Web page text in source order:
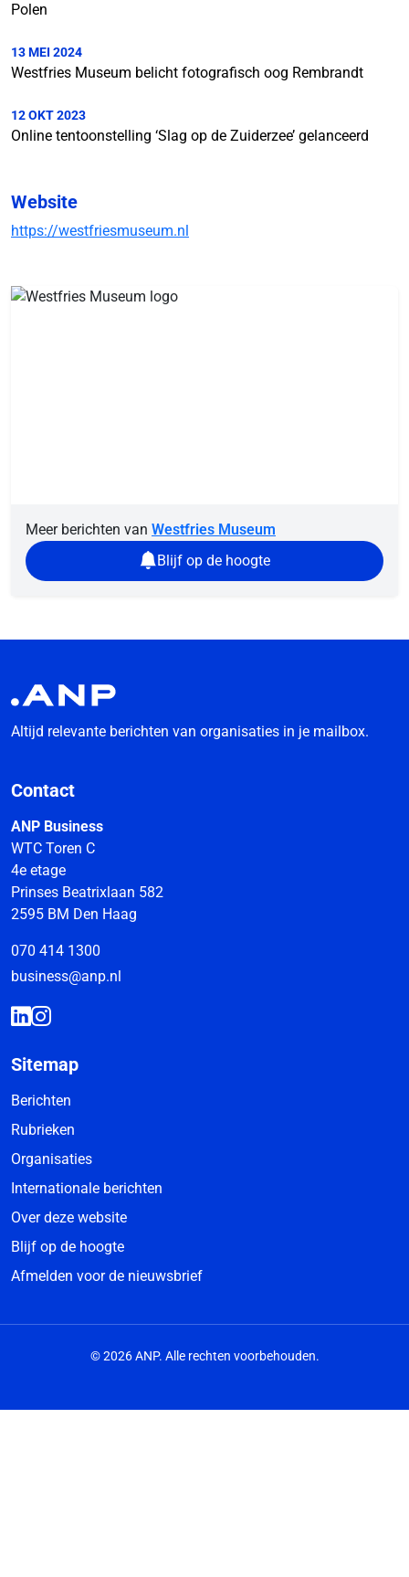
Polen
13 MEI 2024
Westfries Museum belicht fotografisch oog Rembrandt
12 OKT 2023
Online tentoonstelling ‘Slag op de Zuiderzee’ gelanceerd
Website
https://westfriesmuseum.nl
Meer berichten van Westfries Museum
Blijf op de hoogte
Altijd relevante berichten van organisaties in je mailbox.
Contact
ANP Business
WTC Toren C
4e etage
Prinses Beatrixlaan 582
2595 BM Den Haag
070 414 1300
business@anp.nl
Sitemap
Berichten
Rubrieken
Organisaties
Internationale berichten
Over deze website
Blijf op de hoogte
Afmelden voor de nieuwsbrief
© 2026 ANP. Alle rechten voorbehouden.